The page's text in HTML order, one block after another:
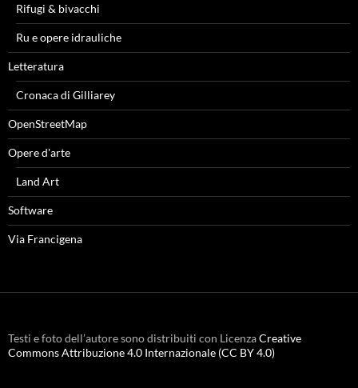
Rifugi & bivacchi
Ru e opere idrauliche
Letteratura
Cronaca di Gilliarey
OpenStreetMap
Opere d'arte
Land Art
Software
Via Francigena
Testi e foto dell’autore sono distribuiti con LicenzaCreative
Commons Attribuzione 4.0 Internazionale (CC BY 4.0)